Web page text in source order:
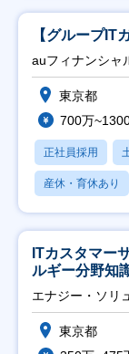
【グループIT
auフィナンシャ
東京都
700万
正社員採用
産休・育休あり
ITカスタマー
ルギー分野知
エナジー・ソリ
東京都